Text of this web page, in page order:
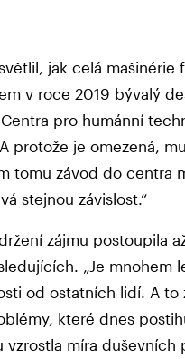
jak celá
v roce 2019 bývalý
pro humánní
protože je omezená,
tomu závod do centra
stejnou závislost.“
zájmu postoupila
„Je mnohem
od ostatních lidí. A
které dnes
míra duševních